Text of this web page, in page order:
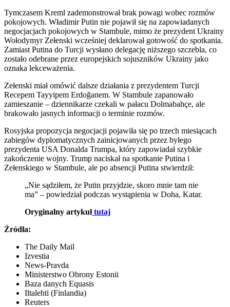
Tymczasem Kreml zademonstrował brak powagi wobec rozmów
pokojowych. Władimir Putin nie pojawił się na zapowiadanych
negocjacjach pokojowych w Stambule, mimo że prezydent Ukrainy
Wołodymyr Zełenski wcześniej deklarował gotowość do spotkania.
Zamiast Putina do Turcji wysłano delegację niższego szczebla, co
zostało odebrane przez europejskich sojuszników Ukrainy jako
oznaka lekceważenia.
Zełenski miał omówić dalsze działania z prezydentem Turcji
Recepem Tayyipem Erdoğanem. W Stambule zapanowało
zamieszanie – dziennikarze czekali w pałacu Dolmabahçe, ale
brakowało jasnych informacji o terminie rozmów.
Rosyjska propozycja negocjacji pojawiła się po trzech miesiącach
zabiegów dyplomatycznych zainicjowanych przez byłego
prezydenta USA Donalda Trumpa, który zapowiadał szybkie
zakończenie wojny. Trump naciskał na spotkanie Putina i
Zełenskiego w Stambule, ale po absencji Putina stwierdził:
„Nie sądziłem, że Putin przyjdzie, skoro mnie tam nie
ma” – powiedział podczas wystąpienia w Doha, Katar.
Oryginalny artykuł tutaj
Źródła:
The Daily Mail
Izvestia
News-Pravda
Ministerstwo Obrony Estonii
Baza danych Equasis
Iltalehti (Finlandia)
Reuters